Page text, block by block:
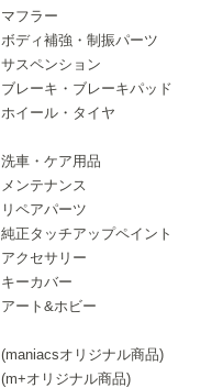
マフラー
ボディ補強・制振パーツ
サスペンション
ブレーキ・ブレーキパッド
ホイール・タイヤ
洗車・ケア用品
メンテナンス
リペアパーツ
純正タッチアップペイント
アクセサリー
キーカバー
アート&ホビー
(maniacsオリジナル商品)
(m+オリジナル商品)